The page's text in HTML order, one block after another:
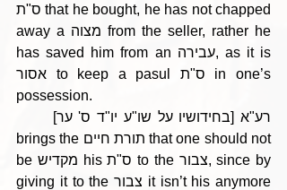
ס"ת that he bought, he has not chapped
away a מצוה from the seller, rather he
has saved him from an עבירה, as it is
אסור to keep a pasul ס"ת in one’s
possession.
[בחידושיו על שו"ע יו"ד ס' ער] רע"א
brings the תורת חיים that one should not
be מקדיש his ס"ת to the צבור, since by
giving it to the צבור it isn’t his anymore